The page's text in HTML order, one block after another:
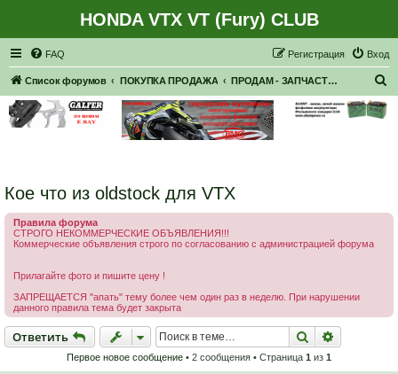
HONDA VTX VT (Fury) CLUB
FAQ Вход
Регистрация
Список форумов ПОКУПКА ПРОДАЖА ПРОДАМ - ЗАПЧАСТИ, НАВЕСНОЕ
Кое что из oldstock для VTX
Правила форума
СТРОГО НЕКОММЕРЧЕСКИЕ ОБЪЯВЛЕНИЯ!!!
Коммерческие объявления строго по согласованию с администрацией форума
Прилагайте фото и пишите цену !
ЗАПРЕЩАЕТСЯ "апать" тему более чем один раз в неделю. При нарушении
данного правила тема будет закрыта
Ответить
Ответить Поиск
Первое новое сообщение • 2 сообщения • Страница 1 из 1